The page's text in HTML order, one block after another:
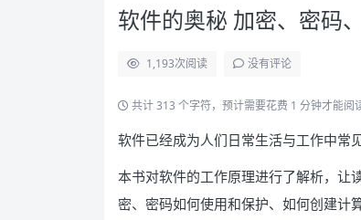
软件的奥秘 加密、密码
1,193次阅读 没有评论
共计 313 个字符，预计需要花费 1 分钟才能阅
软件已经成为人们日常生活与工作中常
本书对软件的工作原理进行了解析，让
密、密码如何使用和保护、如何创建计